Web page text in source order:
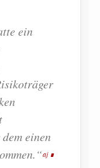
ein
einen
aj